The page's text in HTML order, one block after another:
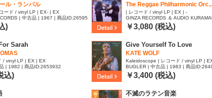
ル・ランパル
ード / vinyl LP | EX- | EX
| 中古品 | 1967 | 商品ID:26595
)
The Reggae Philharmonic
| レコード / vinyl LP | EX | -
GINZA RECORDS ＆ AUDIO
| 商品ID:2658015
￥3,080 (税込)
Sarah
/ vinyl LP | EX | EX
| 1982 | 商品ID:2653932
込)
Give Yourself To Love
KATE WOLF
Kaleidoscope | レコード / vinyl LP |
BUGLER | 中古品 | 1983 | 商品
￥3,400 (税込)
不滅のラテン音楽